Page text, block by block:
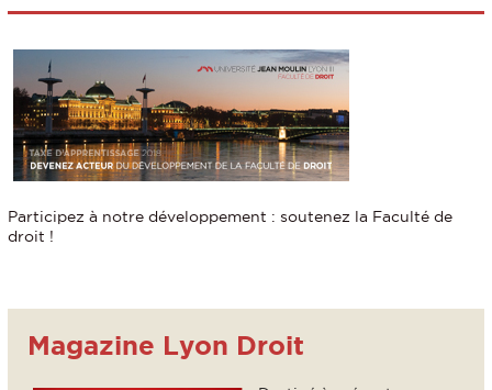
Participez à notre développement : soutenez la Faculté de
droit !
Magazine Lyon Droit